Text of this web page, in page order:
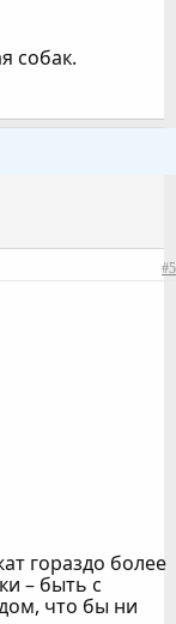
собак.
#5
гораздо более
– быть с
что бы ни